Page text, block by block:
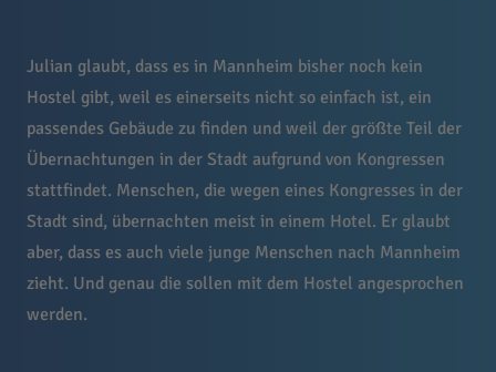
Julian glaubt, dass es in Mannheim bisher noch kein
Hostel gibt, weil es einerseits nicht so einfach ist, ein
passendes Gebäude zu finden und weil der größte Teil der
Übernachtungen in der Stadt aufgrund von Kongressen
stattfindet. Menschen, die wegen eines Kongresses in der
Stadt sind, übernachten meist in einem Hotel. Er glaubt
aber, dass es auch viele junge Menschen nach Mannheim
zieht. Und genau die sollen mit dem Hostel angesprochen
werden.